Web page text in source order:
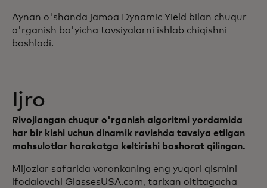
Aynan o'shanda jamoa Dynamic Yield bilan chuqur
o'rganish bo'yicha tavsiyalarni ishlab chiqishni
boshladi.
Ijro
Rivojlangan chuqur o'rganish algoritmi yordamida
har bir kishi uchun dinamik ravishda tavsiya etilgan
mahsulotlar harakatga keltirishi bashorat qilingan.
Mijozlar safarida voronkaning eng yuqori qismini
ifodalovchi GlassesUSA.com, tarixan oltitagacha